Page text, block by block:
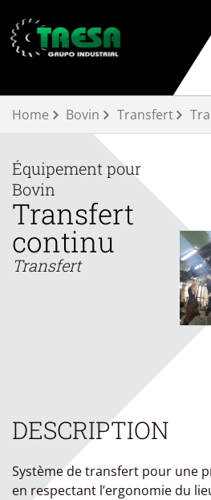
au
contenu
Home Bovin Transfert
Équipement pour
Bovin
Transfert
continu
Transfert
DESCRIPTION
Système de transfert pour une
en respectant l’ergonomie du